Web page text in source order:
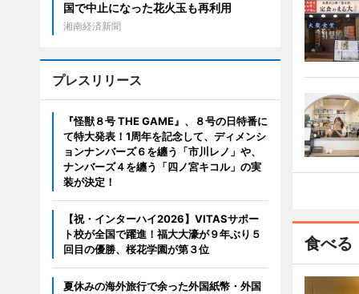
食べる
国で中止になった花火玉も再利用
湘南経済新聞
プレスリリース
『怪獣８号 THE GAME』、８号の日特番に
て特大発表！1周年を記念して、ディメンシ
ョンナンバーズ６を纏う「市川レノ」や、
ナンバーズ４を纏う「四ノ宮キコル」の実
装が決定！
【祝・インターハイ2026】VITASサポー
ト校が全国で躍進！福大大濠が９年ぶり５
回目の優勝、桜花学園が第３位
夏休みの海外旅行で余った外国紙幣・外国